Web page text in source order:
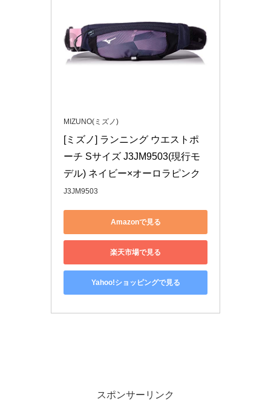
MIZUNO(ミズノ)
[ミズノ] ランニング ウエストポ
ーチ Sサイズ J3JM9503(現行モ
デル) ネイビー×オーロラピンク
J3JM9503
Amazonで見る
楽天市場で見る
Yahoo!ショッピングで見る
スポンサーリンク